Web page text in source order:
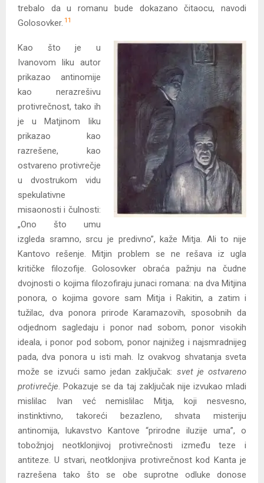
trebalo da u romanu bude dokazano čitaocu, navodi
Golosovker. 11
Kao što je u
Ivanovom liku autor
prikazao antinomije
kao nerazrešivu
protivrečnost, tako ih
je u Matjinom liku
prikazao kao
razrešene, kao
ostvareno protivrečje
u dvostrukom vidu
spekulativne
misaonosti i čulnosti:
„Ono što umu
izgleda sramno, srcu je predivno”, kaže Mitja. Ali to nije
Kantovo rešenje. Mitjin problem se ne rešava iz ugla
kritičke filozofije. Golosovker obraća pažnju na čudne
dvojnosti o kojima filozofiraju junaci romana: na dva Mitjina
ponora, o kojima govore sam Mitja i Rakitin, a zatim i
tužilac, dva ponora prirode Karamazovih, sposobnih da
odjednom sagledaju i ponor nad sobom, ponor visokih
ideala, i ponor pod sobom, ponor najnižeg i najsmradnijeg
pada, dva ponora u isti mah. Iz ovakvog shvatanja sveta
može se izvući samo jedan zaključak: svet je ostvareno
protivrečje . Pokazuje se da taj zaključak nije izvukao mladi
mislilac Ivan već nemislilac Mitja, koji nesvesno,
instinktivno, takoreći bezazleno, shvata misteriju
antinomija, lukavstvo Kantove “prirodne iluzije uma”, o
tobožnjoj neotklonjivoj protivrečnosti između teze i
antiteze. U stvari, neotklonjiva protivrečnost kod Kanta je
razrešena tako što se obe suprotne odluke donose